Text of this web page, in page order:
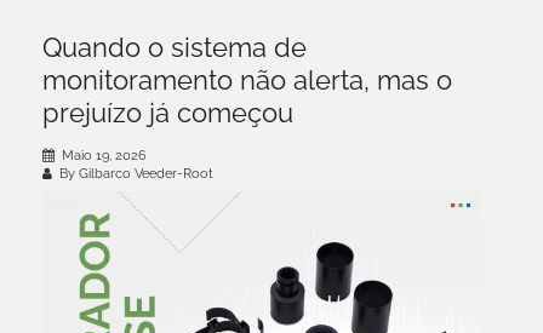
Quando o sistema de
monitoramento não alerta, mas o
prejuízo já começou
Maio 19, 2026
By Gilbarco Veeder-Root